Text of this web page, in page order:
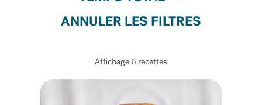
ANNULER LES FILTRES
Affichage 6 recettes